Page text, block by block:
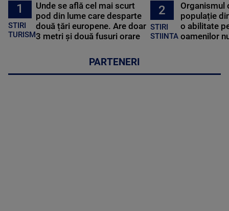
1
STIRI
TURISM
Unde se află cel mai scurt
pod din lume care desparte
două țări europene. Are doar
3 metri și două fusuri orare
2
STIRI
STIINTA
Organismul
populație
o abilitate
oamenilor
PARTENERI